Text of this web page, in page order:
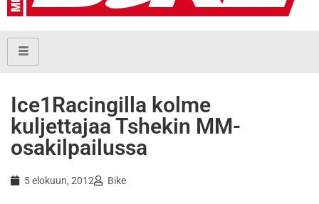
Ice1Racingilla kolme
kuljettajaa Tshekin MM-
osakilpailussa
5 elokuun, 2012 Bike